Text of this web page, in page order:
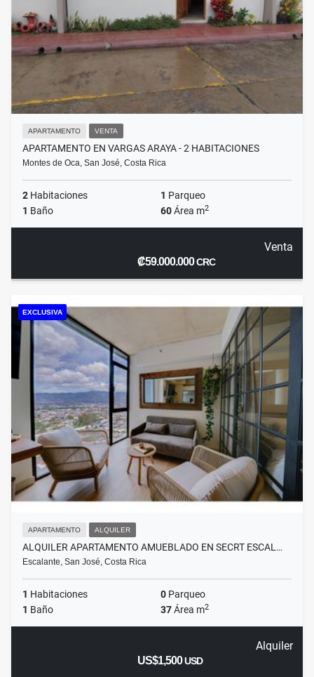
APARTAMENTO VENTA
APARTAMENTO EN VARGAS ARAYA - 2 HABITACIONES
Montes de Oca, San José, Costa Rica
2 Habitaciones 1 Parqueo
1 Baño 60Área m2
Venta
₡59.000.000CRC
EXCLUSIVA
APARTAMENTO ALQUILER
ALQUILER APARTAMENTO AMUEBLADO EN SECRT ESCAL…
Escalante, San José, Costa Rica
1 Habitaciones 0 Parqueo
1 Baño 37Área m2
Alquiler
US$1,500USD